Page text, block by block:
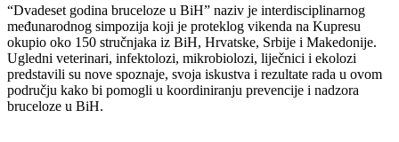
“Dvadeset godina bruceloze u BiH” naziv je interdisciplinarnog
međunarodnog simpozija koji je proteklog vikenda na Kupresu
okupio oko 150 stručnjaka iz BiH, Hrvatske, Srbije i Makedonije.
Ugledni veterinari, infektolozi, mikrobiolozi, liječnici i ekolozi
predstavili su nove spoznaje, svoja iskustva i rezultate rada u ovom
području kako bi pomogli u koordiniranju prevencije i nadzora
bruceloze u BiH.